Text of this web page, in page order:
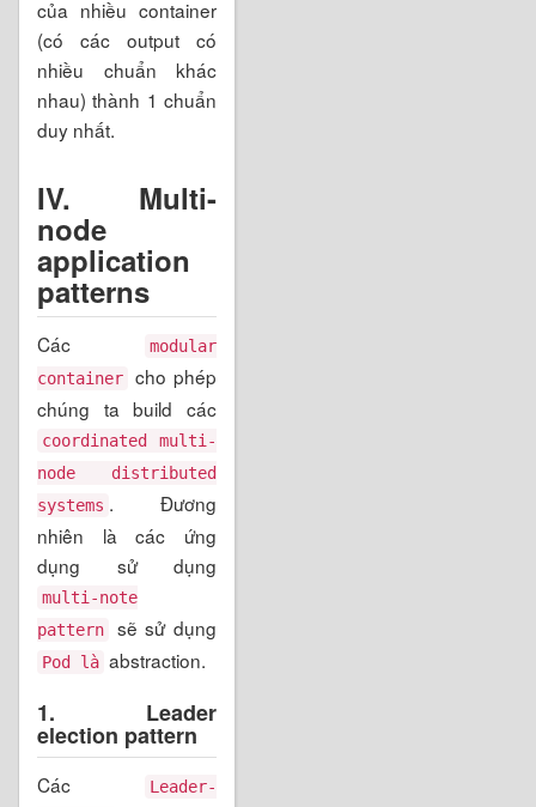
của nhiều container
(có các output có
nhiều chuẩn khác
nhau) thành 1 chuẩn
duy nhất.
IV. Multi-
node
application
patterns
Các
modular
container
cho phép
chúng ta build các
coordinated multi-
node distributed
systems . Đương
nhiên là các ứng
dụng sử dụng
multi-note
pattern
sẽ sử dụng
Pod là abstraction.
1. Leader
election pattern
Các
Leader-